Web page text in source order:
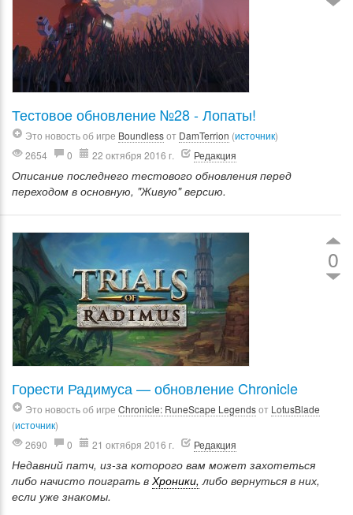
Тестовое обновление №28 - Лопаты!
Это новость об игре Boundlessот DamTerrion (источник)
2654
0 22 октября 2016 г. Редакция
Описание последнего тестового обновления перед
переходом в основную, "Живую" версию.
0
Горести Радимуса — обновление Chronicle
Это новость об игре Chronicle: RuneScape Legendsот LotusBlade
(источник)
2690
0 21 октября 2016 г. Редакция
Недавний патч, из-за которого вам может захотеться
либо начисто поиграть в Хроники, либо вернуться в них,
если уже знакомы.